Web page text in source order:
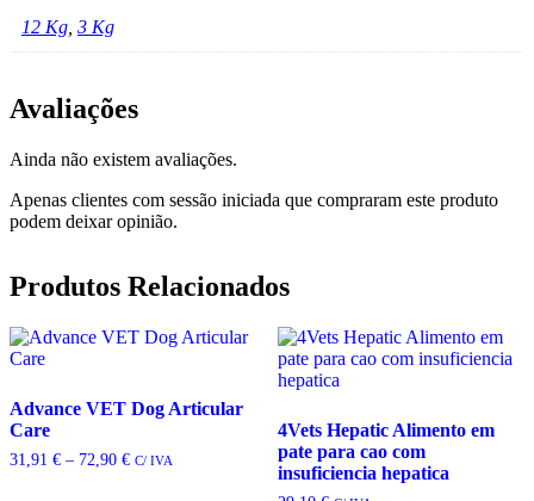
12 Kg 3 Kg
Avaliações
Ainda não existem avaliações.
Apenas clientes com sessão iniciada que compraram este produto
podem deixar opinião.
Produtos Relacionados
Advance VET Dog Articular
Care
31,91 € – 72,90 €Price
C/ IVA
4Vets Hepatic Alimento em
pate para cao com
insuficiencia hepatica